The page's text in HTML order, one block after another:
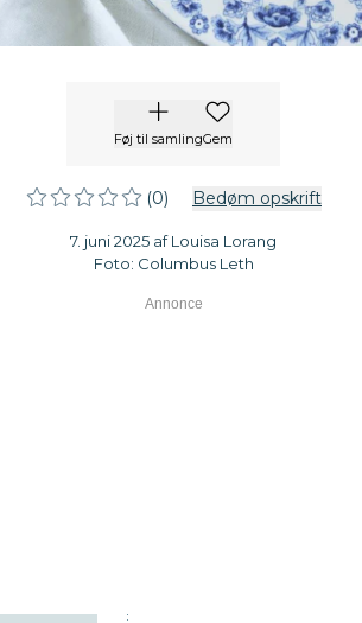
Føj til samlingGem
(0) Bedøm opskrift
7. juni 2025 af Louisa Lorang
Foto: Columbus Leth